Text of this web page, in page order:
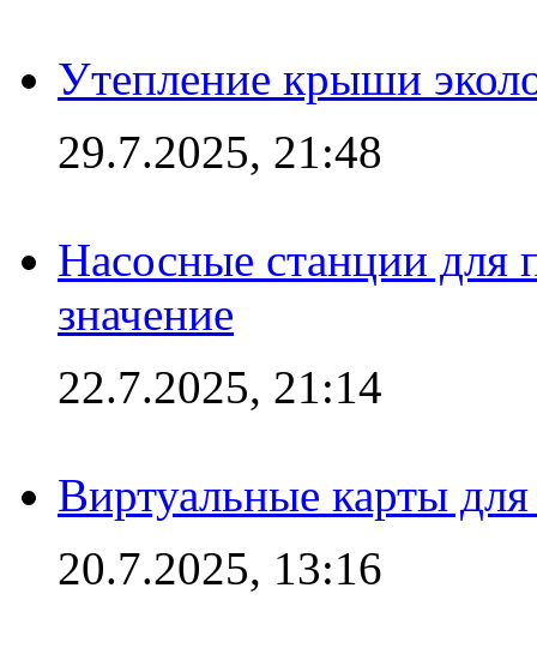
Утепление крыши
29.7.2025, 21:48
Насосные станции для
значение
22.7.2025, 21:14
Виртуальные карты
20.7.2025, 13:16